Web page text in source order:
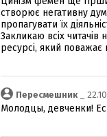
створює негативну
пропагувати їх
Закликаю всіх
ресурсі, який
Пересмешник_
Молодцы, девченки!